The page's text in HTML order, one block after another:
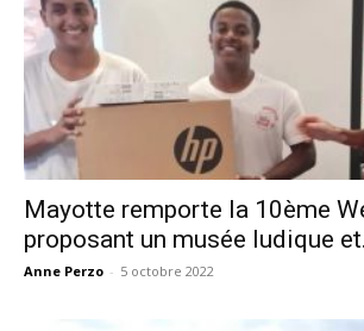
Mayotte remporte la 10ème
proposant un musée ludique
Anne Perzo - 5 octobre 2022